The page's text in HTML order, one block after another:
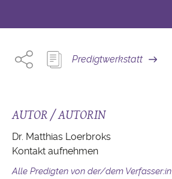
Predigtwerkstatt
AUTOR / AUTORIN
Dr. Matthias Loerbroks
Kontakt aufnehmen
Alle Predigten von der/dem Verfasser:in